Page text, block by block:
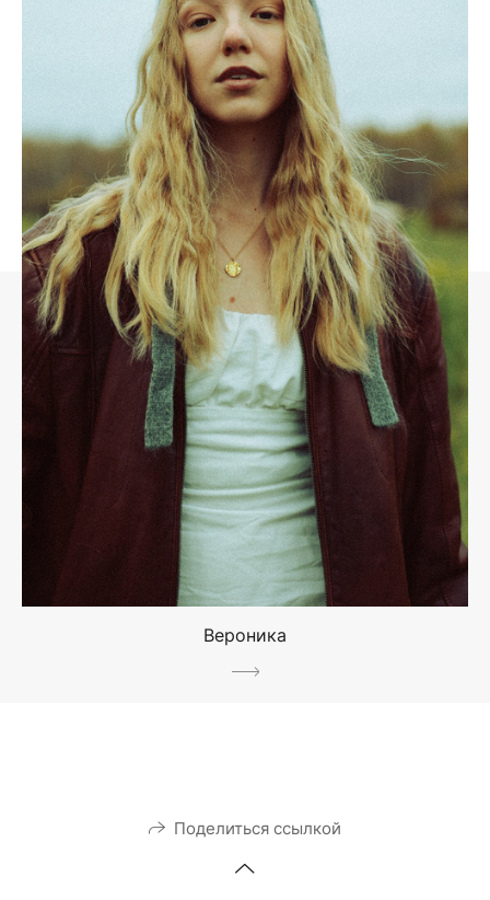
Вероника
Поделиться ссылкой